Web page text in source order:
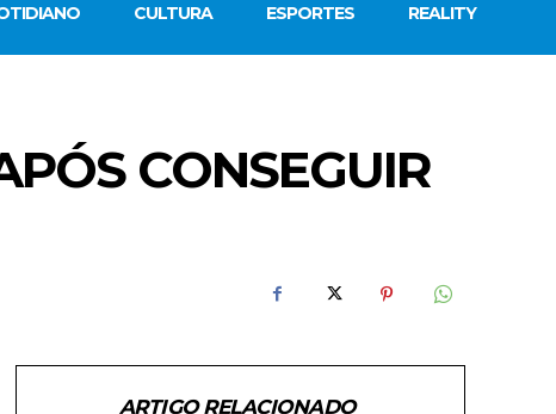
CULTURA ESPORTES REALITY
CONSEGUIR
ARTIGO RELACIONADO